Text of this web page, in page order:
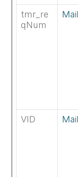
tmr_re
qNum
VID